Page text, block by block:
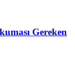
Gereken